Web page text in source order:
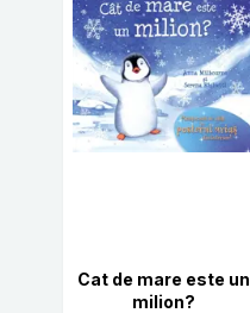
Cat de mare este un
milion?